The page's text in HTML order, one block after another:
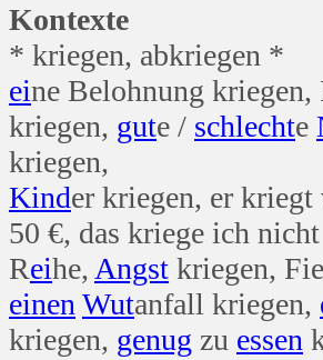
Kontexte
* kriegen, abkriegen *
eine Belohnung kriegen,
kriegen, gute / schlechte
kriegen,
Kinder kriegen, er
50 €, das kriege ich
Reihe, Angst kriegen,
einen Wutanfall kriegen,
kriegen, genug zu essen